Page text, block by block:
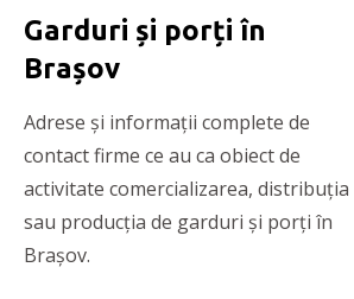
Garduri și porți în
Brașov
Adrese și informații complete de
contact firme ce au ca obiect de
activitate comercializarea, distribuția
sau producția de garduri și porți în
Brașov.